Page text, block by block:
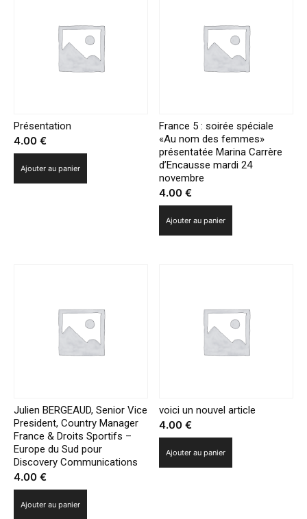
Présentation
4.00 €
Ajouter au panier
France 5 : soirée spéciale
«Au nom des femmes»
présentatée Marina Carrère
d’Encausse mardi 24
novembre
4.00€
Ajouter au panier
Julien BERGEAUD, Senior Vice
President, Country Manager
France & Droits Sportifs –
Europe du Sud pour
Discovery Communications
4.00 €
Ajouter au panier
voici un nouvel article
4.00€
Ajouter au panier